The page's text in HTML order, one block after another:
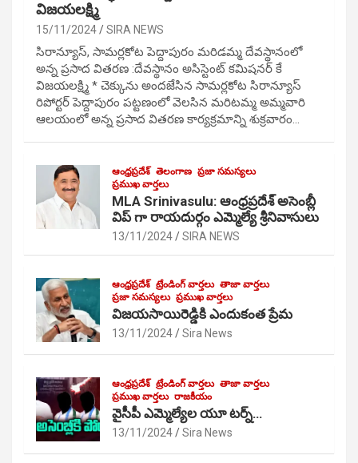
విజయలక్ష్మి
15/11/2024 SIRA NEWS
సిరాన్యూస్, సామర్లకోట పెద్దాపురం మరిడమ్మ దేవస్థానంలో
అన్న ప్రసాద వితరణ :దేవస్థానం అసిస్టెంట్ కమిషనర్ కే
విజయలక్ష్మి * చెక్కును అందజేసిన సామర్లకోట సిరాన్యూస్
రిపోర్టర్ పెద్దాపురం పట్టణంలో వెలసిన మరిటమ్మ అమ్మవారి
ఆలయంలో అన్న ప్రసాద వితరణ కార్యక్రమాన్ని శుక్రవారం…
ఆంధ్రప్రదేశ్ తెలంగాణ ప్రజా సమస్యలు
ప్రముఖ వార్తలు
MLA Srinivasulu: ఆంధ్రప్రదేశ్ అసెంబ్లీ
విప్ గా రాయదుర్గం ఎమ్మెల్యే శ్రీనివాసులు
13/11/2024 SIRA NEWS
ఆంధ్రప్రదేశ్ ట్రేండింగ్ వార్తలు తాజా వార్తలు
ప్రజా సమస్యలు ప్రముఖ వార్తలు
విజయసాయిరెడ్డికి ఎందుకంత ప్రేమ
13/11/2024 Sira News
ఆంధ్రప్రదేశ్ ట్రేండింగ్ వార్తలు తాజా వార్తలు
ప్రముఖ వార్తలు రాజకీయం
వైసీపీ ఎమ్మెల్యేల యూ టర్న్…
13/11/2024 Sira News